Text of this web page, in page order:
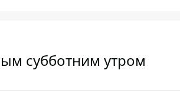
субботним утром